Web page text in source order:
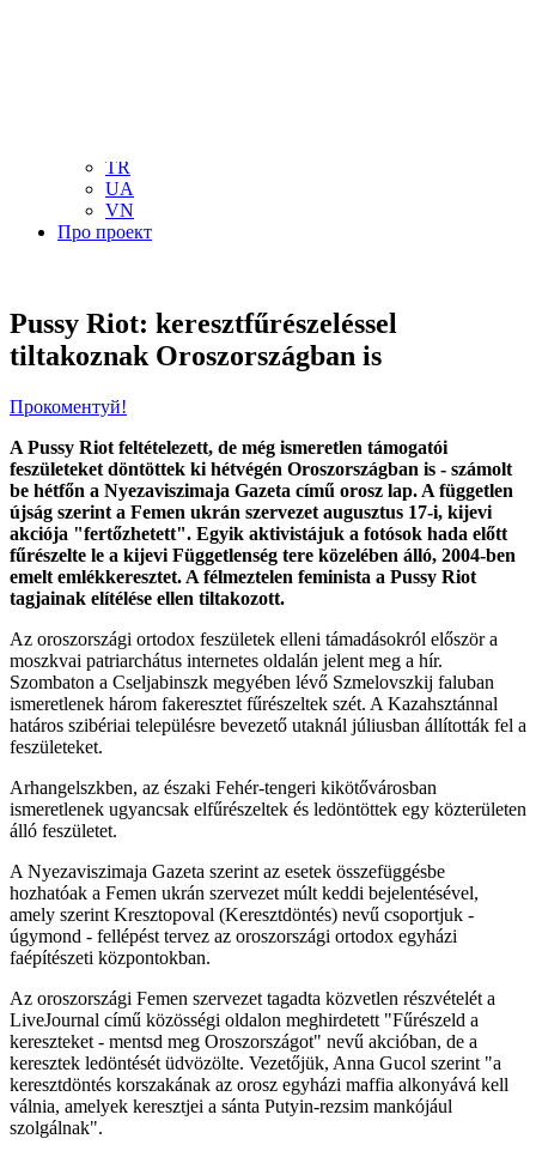
TR
UA
VN
Про проект
Pussy Riot: keresztfűrészeléssel
tiltakoznak Oroszországban is
Прокоментуй!
A Pussy Riot feltételezett, de még ismeretlen támogatói
feszületeket döntöttek ki hétvégén Oroszországban is - számolt
be hétfőn a Nyezaviszimaja Gazeta című orosz lap. A független
újság szerint a Femen ukrán szervezet augusztus 17-i, kijevi
akciója "fertőzhetett". Egyik aktivistájuk a fotósok hada előtt
fűrészelte le a kijevi Függetlenség tere közelében álló, 2004-ben
emelt emlékkeresztet. A félmeztelen feminista a Pussy Riot
tagjainak elítélése ellen tiltakozott.
Az oroszországi ortodox feszületek elleni támadásokról először a
moszkvai patriarchátus internetes oldalán jelent meg a hír.
Szombaton a Cseljabinszk megyében lévő Szmelovszkij faluban
ismeretlenek három fakeresztet fűrészeltek szét. A Kazahsztánnal
határos szibériai településre bevezető utaknál júliusban állították fel a
feszületeket.
Arhangelszkben, az északi Fehér-tengeri kikötővárosban
ismeretlenek ugyancsak elfűrészeltek és ledöntöttek egy közterületen
álló feszületet.
A Nyezaviszimaja Gazeta szerint az esetek összefüggésbe
hozhatóak a Femen ukrán szervezet múlt keddi bejelentésével,
amely szerint Kresztopoval (Keresztdöntés) nevű csoportjuk -
úgymond - fellépést tervez az oroszországi ortodox egyházi
faépítészeti központokban.
Az oroszországi Femen szervezet tagadta közvetlen részvételét a
LiveJournal című közösségi oldalon meghirdetett "Fűrészeld a
kereszteket - mentsd meg Oroszországot" nevű akcióban, de a
keresztek ledöntését üdvözölte. Vezetőjük, Anna Gucol szerint "a
keresztdöntés korszakának az orosz egyházi maffia alkonyává kell
válnia, amelyek keresztjei a sánta Putyin-rezsim mankójául
szolgálnak".